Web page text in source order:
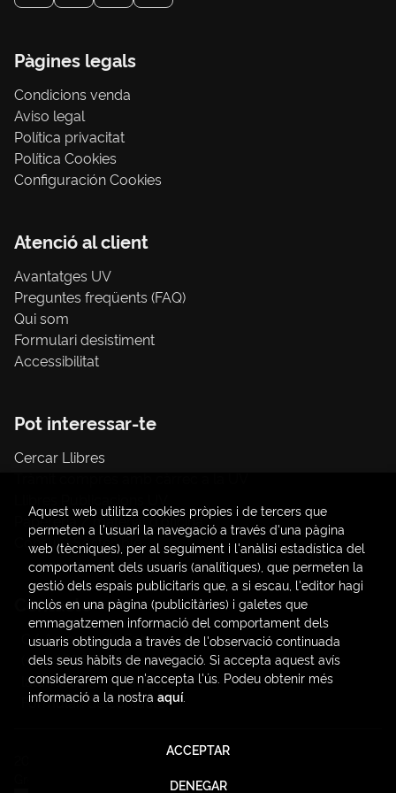
Pàgines legals
Condicions venda
Aviso legal
Política privacitat
Política Cookies
Configuración Cookies
Atenció al client
Avantatges UV
Preguntes freqüents (FAQ)
Qui som
Formulari desistiment
Accessibilitat
Pot interessar-te
Cercar Llibres
Papereria / material d'oficina
Consum Sostenible
Contacte
C/ Amadeo de Saboya, 4
(+34) 963828968
latendauv@fundacio.es
Formulari de contacte
. Tots els Drets Reservats |
Aquest web utilitza cookies pròpies i de tercers que
permeten a l'usuari la navegació a través d'una pàgina
web (tècniques), per al seguiment i l'anàlisi estadística del
comportament dels usuaris (analítiques), que permeten la
gestió dels espais publicitaris que, a si escau, l'editor hagi
inclòs en una pàgina (publicitàries) i galetes que
emmagatzemen informació del comportament dels
usuaris obtinguda a través de l'observació continuada
dels seus hàbits de navegació. Si accepta aquest avís
considerarem que n'accepta l'ús. Podeu obtenir més
informació a la nostra aquí.
DENEGAR
ACCEPTAR